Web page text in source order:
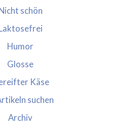
schön
Humor
Glosse
Käse
suchen
Archiv